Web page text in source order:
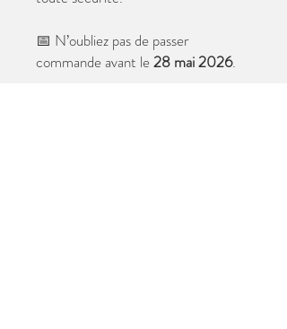
📅 N’oubliez pas de passer
commande avant le28 mai 2026.